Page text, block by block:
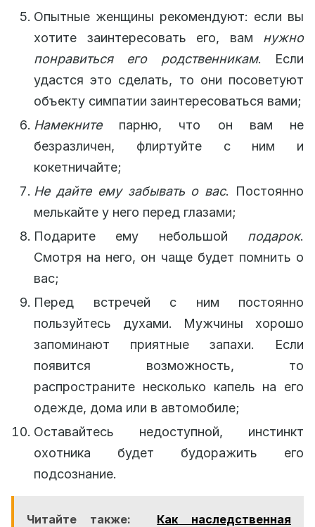
Опытные женщины рекомендуют: если вы
хотите заинтересовать его, вам нужно
понравиться его родственникам. Если
удастся это сделать, то они посоветуют
объекту симпатии заинтересоваться вами;
Намекнитепарню, что он вам не
безразличен, флиртуйте с ним и
кокетничайте;
Не дайте ему забывать о вас. Постоянно
мелькайте у него перед глазами;
Подарите ему небольшой подарок.
Смотря на него, он чаще будет помнить о
вас;
Перед встречей с ним постоянно
пользуйтесь духами. Мужчины хорошо
запоминают приятные запахи. Если
появится возможность, то
распространите несколько капель на его
одежде, дома или в автомобиле;
Оставайтесь недоступной, инстинкт
охотника будет будоражить его
подсознание.
Читайте также: Как наследственная